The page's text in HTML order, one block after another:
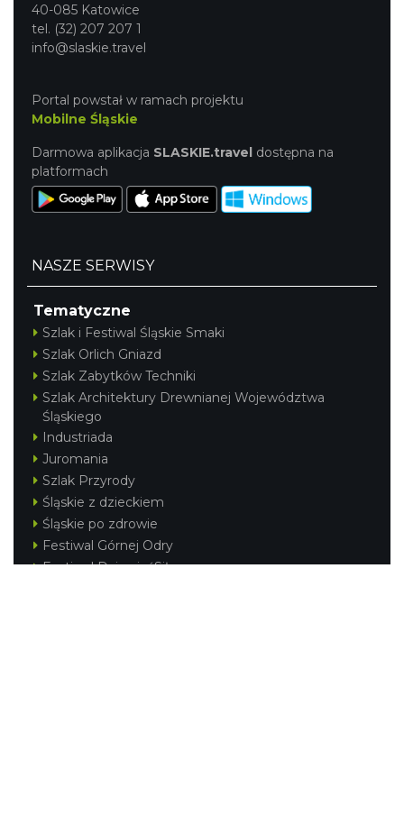
40-085 Katowice
tel. (32) 207 207 1
info@slaskie.travel
Portal powstał w ramach projektu
Mobilne Śląskie
Darmowa aplikacja SLASKIE.travel dostępna na
platformach
NASZE SERWISY
Tematyczne
Szlak i Festiwal Śląskie Smaki
Szlak Orlich Gniazd
Szlak Zabytków Techniki
Szlak Architektury Drewnianej Województwa
Śląskiego
Industriada
Juromania
Szlak Przyrody
Śląskie z dzieckiem
Śląskie po zdrowie
Festiwal Górnej Odry
Festiwal DziewięćSił